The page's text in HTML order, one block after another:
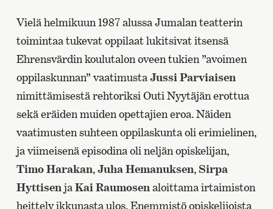
Vielä helmikuun 1987 alussa Jumalan teatterin
toimintaa tukevat oppilaat lukitsivat itsensä
Ehrensvärdin koulutalon oveen tukien ”avoimen
oppilaskunnan” vaatimustaJussi Parviaisen
nimittämisestä rehtoriksi Outi Nyytäjän erottua
sekä eräiden muiden opettajien eroa. Näiden
vaatimusten suhteen oppilaskunta oli erimielinen,
ja viimeisenä episodina oli neljän opiskelijan,
Timo Harakan,Juha Hemanuksen,Sirpa
HyttisenjaKai Raumosenaloittama irtaimiston
heittely ikkunasta ulos. Enemmistö opiskelijoista